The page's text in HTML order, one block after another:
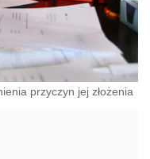
przyczyn jej złożenia